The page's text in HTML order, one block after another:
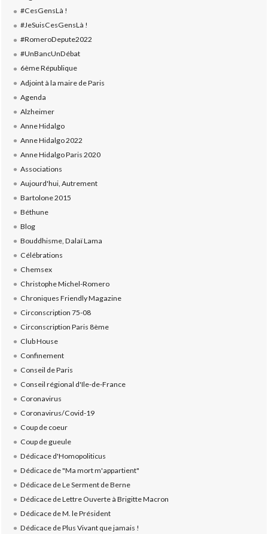
#CesGensLà !
#JeSuisCesGensLà !
#RomeroDepute2022
#UnBancUnDébat
6ème République
Adjoint à la maire de Paris
Agenda
Alzheimer
Anne Hidalgo
Anne Hidalgo 2022
Anne Hidalgo Paris 2020
Associations
Aujourd'hui, Autrement
Bartolone 2015
Béthune
Blog
Bouddhisme, Dalaï Lama
Célébrations
Chemsex
Christophe Michel-Romero
Chroniques Friendly Magazine
Circonscription 75-08
Circonscription Paris 8ème
Club House
Confinement
Conseil de Paris
Conseil régional d'Ile-de-France
Coronavirus
Coronavirus/Covid-19
Coup de coeur
Coup de gueule
Dédicace d'Homopoliticus
Dédicace de "Ma mort m'appartient"
Dédicace de Le Serment de Berne
Dédicace de Lettre Ouverte à Brigitte Macron
Dédicace de M. le Président
Dédicace de Plus Vivant que jamais !